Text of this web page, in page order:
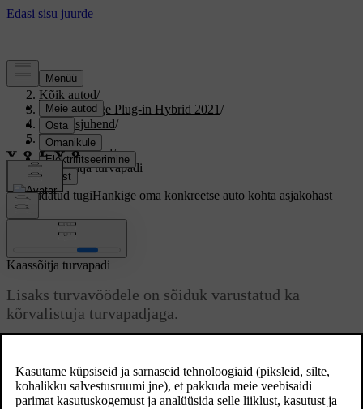
Tugi/
Kõik autod/
S90 Recharge Plug-in Hybrid 2021/
Kasutusjuhend/
Turvalisus/
Turvapadjad/
Kaassõitja turvapadi
Kohandatud tugiHankige oma konkreetse auto kohta asjakohast
teavet.
Logi sisse
Kaassõitja turvapadi
Lisaks turvavöödele on sõiduk varustatud ka
kõrvalistuja turvapadjaga.